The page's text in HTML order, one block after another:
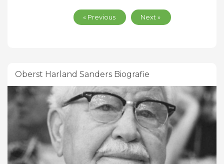
« Previous Next »
Oberst Harland Sanders Biografie